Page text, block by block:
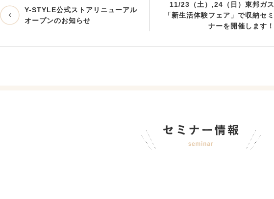
Y-STYLE公式ストアリニューアル
オープンのお知らせ
11/23（土）,24（日）東邦ガス
「新生活体験フェア」で収納セミ
ナーを開催します！